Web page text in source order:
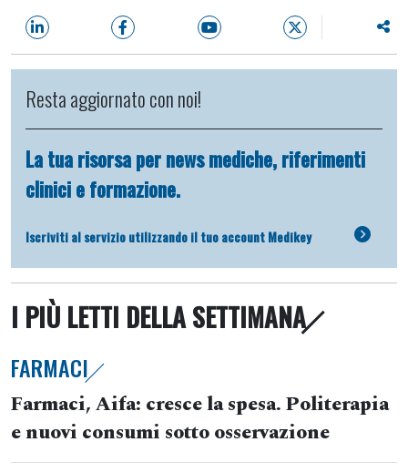
Resta aggiornato con noi!
La tua risorsa per news mediche, riferimenti
clinici e formazione.
Iscriviti al servizio utilizzando il tuo account Medikey
I PIÙ LETTI DELLA SETTIMANA
FARMACI
Farmaci, Aifa: cresce la spesa. Politerapia
e nuovi consumi sotto osservazione